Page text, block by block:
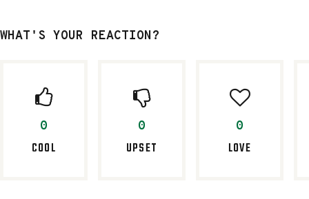
WHAT'S YOUR REACTION?
0
COOL
0
UPSET
0
LOVE